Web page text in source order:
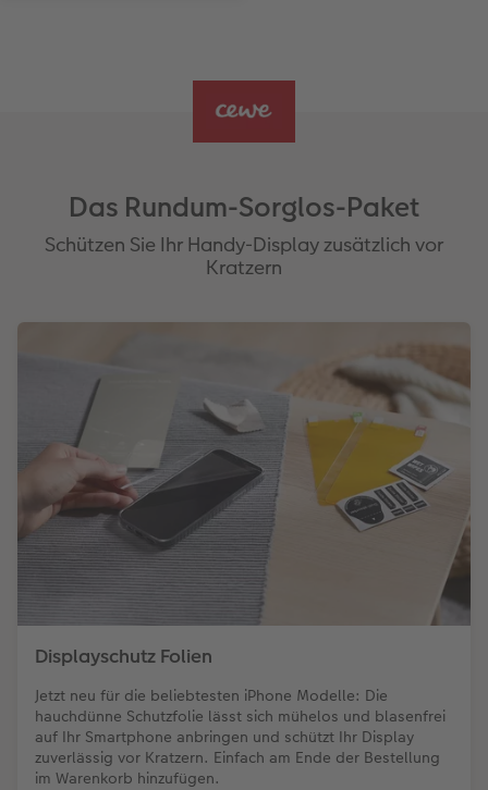
Das Rundum-Sorglos-Paket
Schützen Sie Ihr Handy-Display zusätzlich vor
Kratzern
Displayschutz Folien
Jetzt neu für die beliebtesten iPhone Modelle: Die
hauchdünne Schutzfolie lässt sich mühelos und blasenfrei
auf Ihr Smartphone anbringen und schützt Ihr Display
zuverlässig vor Kratzern. Einfach am Ende der Bestellung
im Warenkorb hinzufügen.